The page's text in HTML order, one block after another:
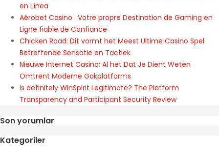
en Línea
Aérobet Casino : Votre propre Destination de Gaming en
Ligne fiable de Confiance
Chicken Road: Dit vormt het Meest Ultime Casino Spel
Betreffende Sensatie en Tactiek
Nieuwe Internet Casino: Al het Dat Je Dient Weten
Omtrent Moderne Gokplatforms
Is definitely WinSpirit Legitimate? The Platform
Transparency and Participant Security Review
Son yorumlar
Kategoriler